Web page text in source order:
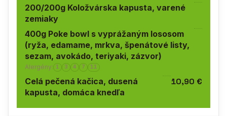
200/200g Koložvárska kapusta, varené
zemiaky
400g Poke bowl s vyprážaným lososom
(ryža, edamame, mrkva, špenátové listy,
sezam, avokádo, teriyaki, zázvor)
Alergény: 1 3 4 7 11
Celá pečená kačica, dusená
kapusta, domáca knedľa
10,90 €